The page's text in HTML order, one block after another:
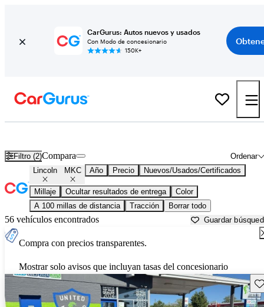
CarGurus: Autos nuevos y usados
Con Modo de concesionario
150K+
Filtro (2) Ordenar
Compara
Lincoln MKC Año Precio Nuevos/Usados/Certificados
Millaje Ocultar resultados de entrega
Color
A 100 millas de distancia
Tracción Borrar todo
56 vehículos encontrados Guardar
Compra con precios transparentes.
Mostrar solo avisos que incluyan tasas del concesionario